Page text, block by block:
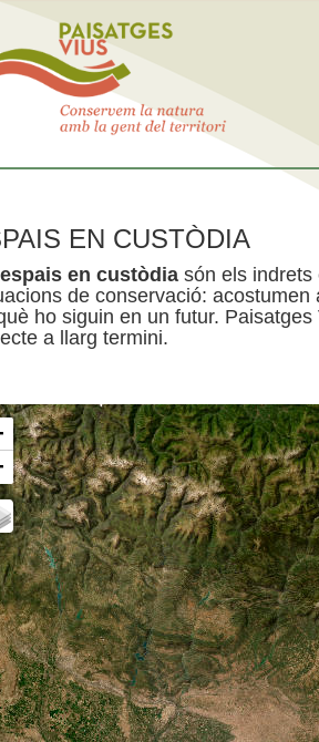
EN CUSTÒDIA
espais en custòdia són els indrets
de conservació:
ho siguin en un futur.
a llarg termini.